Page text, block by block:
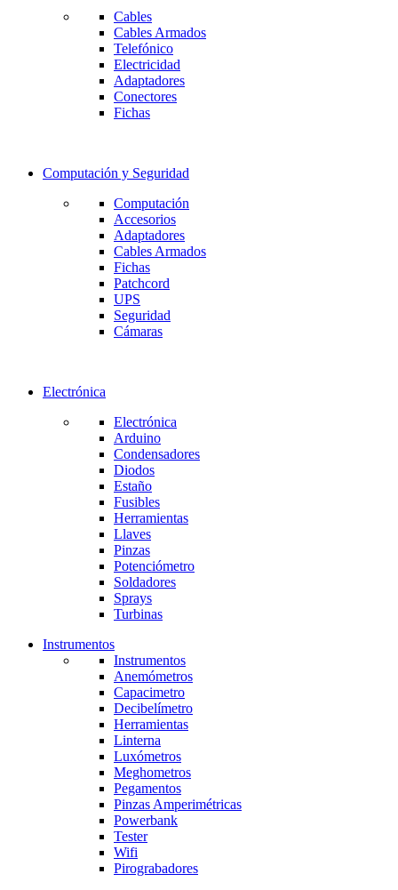
Cables
Cables Armados
Telefónico
Electricidad
Adaptadores
Conectores
Fichas
Computación y Seguridad
Computación
Accesorios
Adaptadores
Cables Armados
Fichas
Patchcord
UPS
Seguridad
Cámaras
Electrónica
Electrónica
Arduino
Condensadores
Diodos
Estaño
Fusibles
Herramientas
Llaves
Pinzas
Potenciómetro
Soldadores
Sprays
Turbinas
Instrumentos
Instrumentos
Anemómetros
Capacimetro
Decibelímetro
Herramientas
Linterna
Luxómetros
Meghometros
Pegamentos
Pinzas Amperimétricas
Powerbank
Tester
Wifi
Pirograbadores